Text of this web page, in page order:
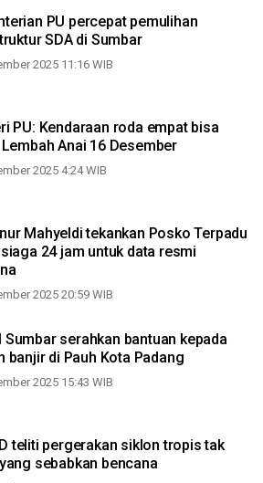
PU percepat pemulihan
SDA di Sumbar
2025 11:16 WIB
PU: Kendaraan roda empat bisa
Anai 16 Desember
2025 4:24 WIB
Mahyeldi tekankan Posko Terpadu
24 jam untuk data resmi
2025 20:59 WIB
Sumbar serahkan bantuan kepada
banjir di Pauh Kota Padang
2025 15:43 WIB
teliti pergerakan siklon tropis tak
sebabkan bencana